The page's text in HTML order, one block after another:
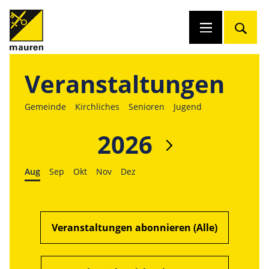
Veranstaltungen
Gemeinde Kirchliches Senioren Jugend
2026
Aug Sep Okt Nov Dez
Veranstaltungen abonnieren (Alle)